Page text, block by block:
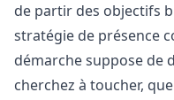
de partir des objectifs
stratégie de présence
démarche suppose de
cherchez à toucher,